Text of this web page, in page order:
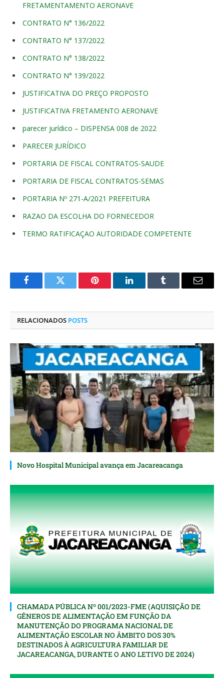
FRETAMENTAMENTO AERONAVE
CONTRATO N° 136/2022
CONTRATO N° 137/2022
CONTRATO N° 138/2022
CONTRATO N° 139/2022
JUSTIFICATIVA DO PREÇO PROPOSTO
JUSTIFICATIVA FRETAMENTO AERONAVE
parecer jurídico – DISPENSA 008 de 2022
PARECER JURÍDICO
PORTARIA DE FISCAL CONTRATOS-SAUDE
PORTARIA DE FISCAL CONTRATOS-SEMAS
PORTARIA Nº 271-A/2021 PREFEITURA
RAZAO DA ESCOLHA DO FORNECEDOR
TERMO RATIFICAÇAO AUTORIDADE COMPETENTE
FacebookTwitter Pinterest O
Tumblr
E-
RELACIONADOS POSTS
Novo Hospital Municipal avança em Jacareacanga
CHAMADA PÚBLICA Nº 001/2023-FME (AQUISIÇÃO DE
GÊNEROS DE ALIMENTAÇÃO EM FUNÇÃO DA
MANUTENÇÃO DO PROGRAMA NACIONAL DE
ALIMENTAÇÃO ESCOLAR NO ÂMBITO DOS 30%
DESTINADOS À AGRICULTURA FAMILIAR DE
JACAREACANGA, DURANTE O ANO LETIVO DE 2024)